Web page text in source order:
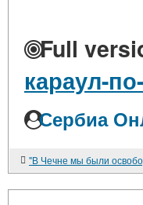
Full
караул-
Сербиа
"В Чечне мы были